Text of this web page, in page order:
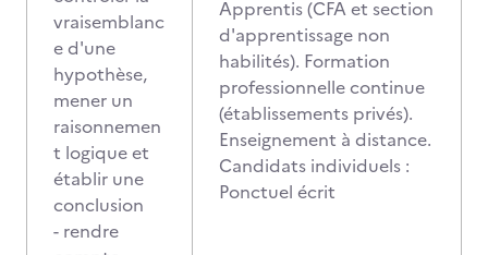
vraisemblanc
e d'une
hypothèse,
mener un
raisonnemen
t logique et
établir une
conclusion
- rendre
Apprentis (CFA et section
d'apprentissage non
habilités). Formation
professionnelle continue
(établissements privés).
Enseignement à distance.
Candidats individuels :
Ponctuel écrit